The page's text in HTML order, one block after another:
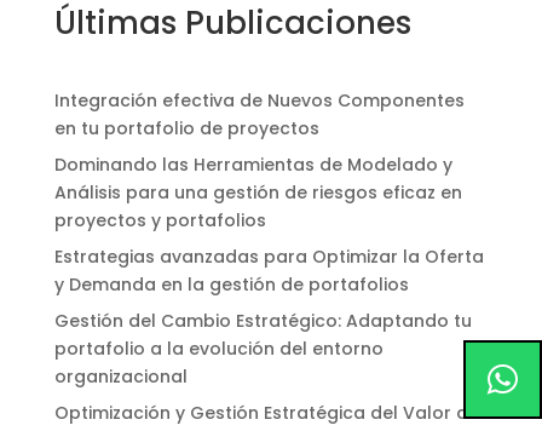
Últimas Publicaciones
Integración efectiva de Nuevos Componentes
en tu portafolio de proyectos
Dominando las Herramientas de Modelado y
Análisis para una gestión de riesgos eficaz en
proyectos y portafolios
Estrategias avanzadas para Optimizar la Oferta
y Demanda en la gestión de portafolios
Gestión del Cambio Estratégico: Adaptando tu
portafolio a la evolución del entorno
organizacional
Optimización y Gestión Estratégica del Valor del